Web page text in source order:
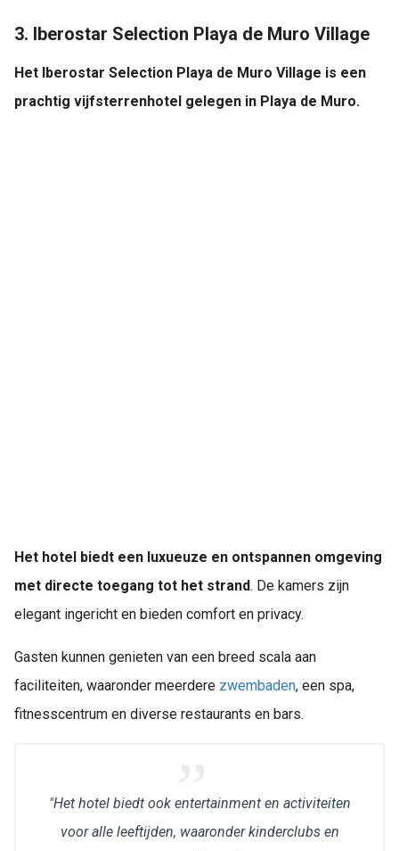
3. Iberostar Selection Playa de Muro Village
Het Iberostar Selection Playa de Muro Village is een
prachtig vijfsterrenhotel gelegen in Playa de Muro.
Het hotel biedt een luxueuze en ontspannen omgeving
met directe toegang tot het strand. De kamers zijn
elegant ingericht en bieden comfort en privacy.
Gasten kunnen genieten van een breed scala aan
faciliteiten, waaronder meerdere zwembaden, een spa,
fitnesscentrum en diverse restaurants en bars.
"Het hotel biedt ook entertainment en activiteiten
voor alle leeftijden, waaronder kinderclubs en